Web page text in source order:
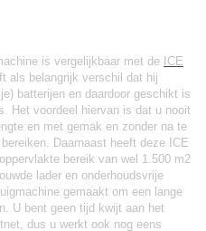
is vergelijkbaar met de ICE
als belangrijk verschil dat hij
batterijen en daardoor geschikt is
Het voordeel hiervan is dat u nooit
en met gemak en zonder na te
Daarnaast heeft deze ICE
bereik van wel 1.500 m2
lader en onderhoudsvrije
gemaakt om een lange
U bent geen tijd kwijt aan het
dus u werkt ook nog eens